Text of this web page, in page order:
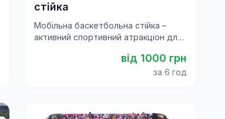
стійка
Мобільна баскетбольна стійка –
активний спортивний атракціон для
доповнення до свят і фестивалів.
від 1000 грн
за 6 год